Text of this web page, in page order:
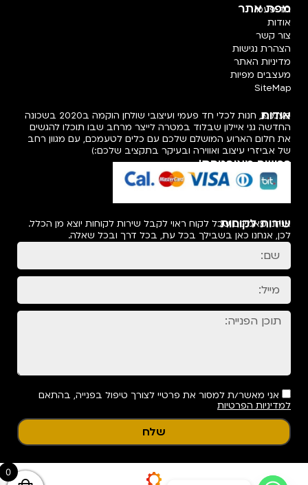
מפת אתר
חד פעמי
אודות
צור קשר
הצהרת נגישות
מדיניות האתר
מעצבים מפיות
SiteMap
אודות
פעמיפו, חנות לכלי חד פעמי ועיצובי שולחן הוקמה ב2020 בשכונה
החדשה גני איילון שבלוד במטרה לייצר מרחב שבו תוכלו להגשים
את חלום הארוע המושלם שלכם עם כלים לטעמכם, עם מגוון רחב
של אביזרי עיצוב ואווירה ובעיקר בתקציב שלכם:)
רכישה מאובטחת!
שירות לקוחות
אנחנו מאמינים שכל לקוח ראוי לקבל שירות לקוחות יוצא מן הכלל.
לכן, אנחנו כאן בשבילך בכל עת, בכל דרך ובכל שאלה.
אני מאשר/ת למסור את פרטיי לצורך טיפול בפנייה, בהתאם
למדיניות הפרטיות
שלח
0